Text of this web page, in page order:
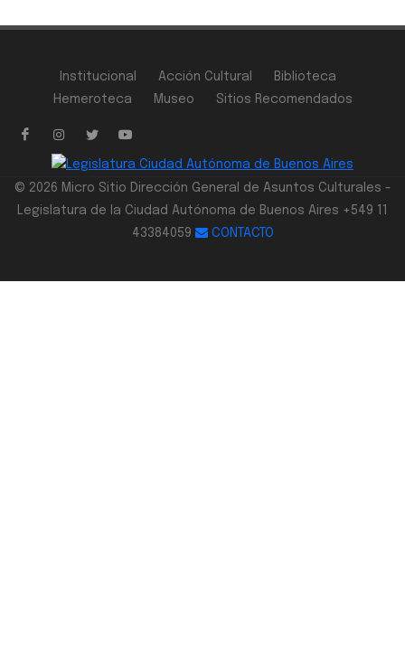
Institucional Acción Cultural
Biblioteca
Hemeroteca
Museo Sitios Recomendados
© 2026 Micro Sitio Dirección General de Asuntos Culturales -
Legislatura de la Ciudad Autónoma de Buenos Aires +549 11
43384059
CONTACTO